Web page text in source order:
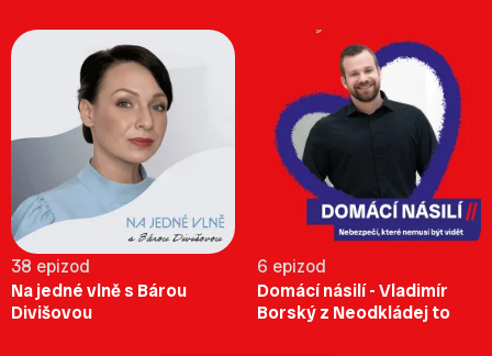
38 epizod
Na jedné vlně s Bárou
Divišovou
6 epizod
Domácí násilí - Vladimír
Borský z Neodkládej to